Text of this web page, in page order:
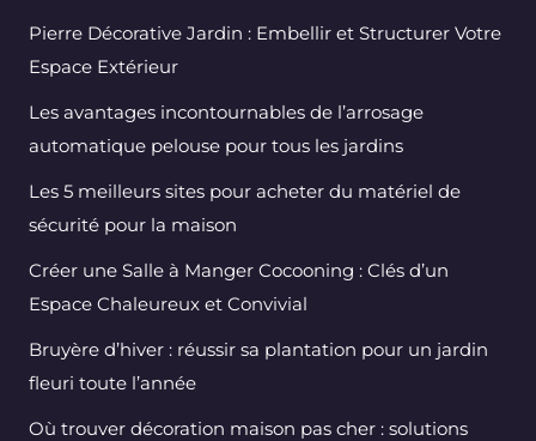
Pierre Décorative Jardin : Embellir et Structurer Votre
Espace Extérieur
Les avantages incontournables de l’arrosage
automatique pelouse pour tous les jardins
Les 5 meilleurs sites pour acheter du matériel de
sécurité pour la maison
Créer une Salle à Manger Cocooning : Clés d’un
Espace Chaleureux et Convivial
Bruyère d’hiver : réussir sa plantation pour un jardin
fleuri toute l’année
Où trouver décoration maison pas cher : solutions